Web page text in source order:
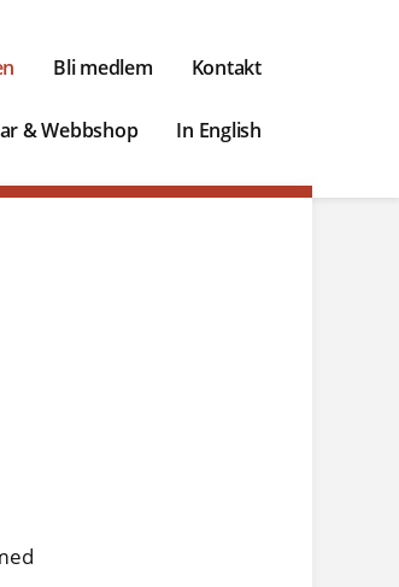
Bli medlem Kontakt
& Webbshop In English